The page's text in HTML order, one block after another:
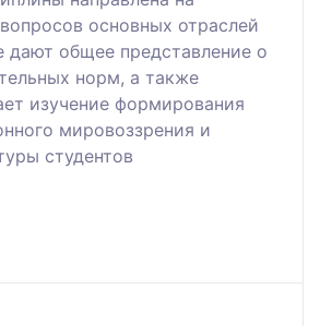
основных отраслей
дают общее представление о
норм, а также
изучение формирования
мировоззрения и
студентов